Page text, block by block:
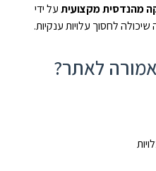
מהנדסית מקצועיתעל ידי
לחסוך עלויות ענקיות.
לאתר?